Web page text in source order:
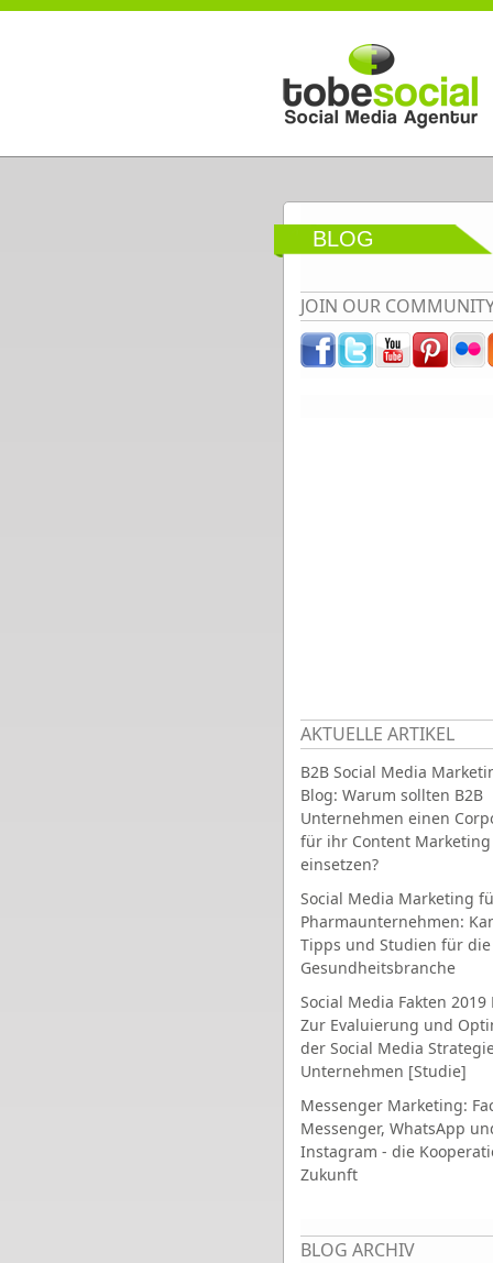
Direkt zum Inhalt
BLOG
JOIN OUR
AKTUELLE ARTIKEL
B2B Social Media
Blog: Warum sollten B2B
Unternehmen einen
für ihr Content Marketing
einsetzen?
Social Media Marketing
Pharmaunternehmen:
Tipps und Studien für die
Gesundheitsbranche
Social Media Fakten 2019
Zur Evaluierung und
der Social Media
Unternehmen [Studie]
Messenger Marketing:
Messenger, WhatsApp
Instagram - die
Zukunft
BLOG ARCHIV
Seiten